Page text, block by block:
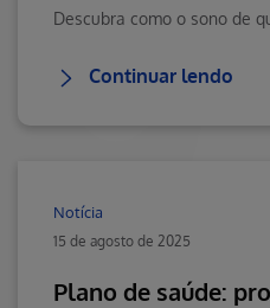
Continuar lendo
Notícia
15 de agosto de 2025
Plano de saúde: